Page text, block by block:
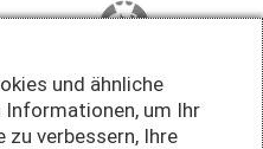
und ähnliche
um Ihr
zu verbessern, Ihre